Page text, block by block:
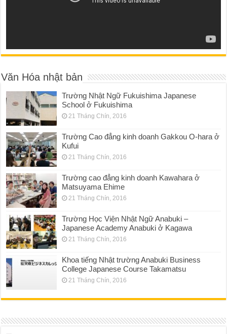
Văn Hóa nhật bản
Trường Nhật Ngữ Fukuishima Japanese
School ở Fukuishima
21 Tháng Chín, 2016
Trường Cao đẳng kinh doanh Gakkou O-hara ở
Kufui
21 Tháng Chín, 2016
Trường cao đẳng kinh doanh Kawahara ở
Matsuyama Ehime
21 Tháng Chín, 2016
Trường Học Viện Nhật Ngữ Anabuki –
Japanese Academy Anabuki ở Kagawa
21 Tháng Chín, 2016
Khoa tiếng Nhật trường Anabuki Business
College Japanese Course Takamatsu
21 Tháng Chín, 2016